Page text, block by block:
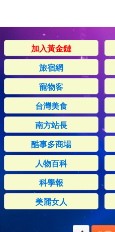
加入黃金鏈
旅宿網
寵物客
台灣美食
南方站長
酷事多商場
人物百科
科學報
美麗女人